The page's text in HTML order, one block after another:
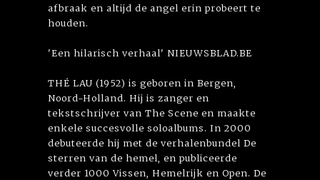
afbraak en altijd de angel erin probeert te
houden.
'Een hilarisch verhaal' NIEUWSBLAD.BE
THÉ LAU (1952) is geboren in Bergen,
Noord-Holland. Hij is zanger en
tekstschrijver van The Scene en maakte
enkele succesvolle soloalbums. In 2000
debuteerde hij met de verhalenbundel De
sterren van de hemel, en publiceerde
verder 1000 Vissen, Hemelrijk en Open. De